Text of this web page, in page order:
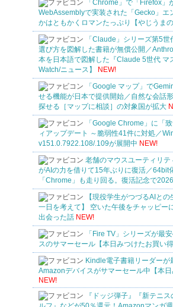
「Chrome」で「Firefox
WebAssemblyで実装された「Gecko」エ
かはともかくロマンたっぷり【やじうまの
「Claude」シリーズ第5
選び方を図解した書籍が無償公開／
本を日本語で図解した『Claude 5世代 マ
Watch/ニュース】 NEW!
「Google マップ」で
せる機能が日本で提供開始／自然な会話
探せる［マップに相談］の対象国が拡大
「Google Chrome」に「
ィアップデート ～脆弱性41件に対処／
v151.0.7922.108/.109が展開中 NEW!
老舗のマウスユーティリテ
がAIの力を借りて15年ぶりに復活／64bit
「Chrome」も走り回る。復活記念で
【現役学生がつづるAIと
一日を考えて】 空いた午後をチャッピー
出会った話 NEW!
「Fire TV」シリーズが最
スのサマーセール【本日みつけたお買い
Kindle電子書籍リーダーが
Amazonデバイスがサマーセール中【本日
NEW!
『ドッジ弾子』『新テニ